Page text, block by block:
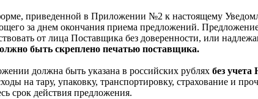
приведенной в Приложении №2 к настоящему
за днем окончания приема предложений.
от лица Поставщика без доверенности, или
быть скреплено печатью поставщика.
должна быть указана в российских рублях без учета
на тару, упаковку, транспортировку, страхование и
срок действия предложения.